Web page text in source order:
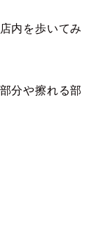
内を歩いてみ
分や擦れる部